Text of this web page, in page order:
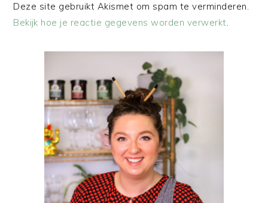
Deze site gebruikt Akismet om spam te verminderen.
Bekijk hoe je reactie gegevens worden verwerkt.